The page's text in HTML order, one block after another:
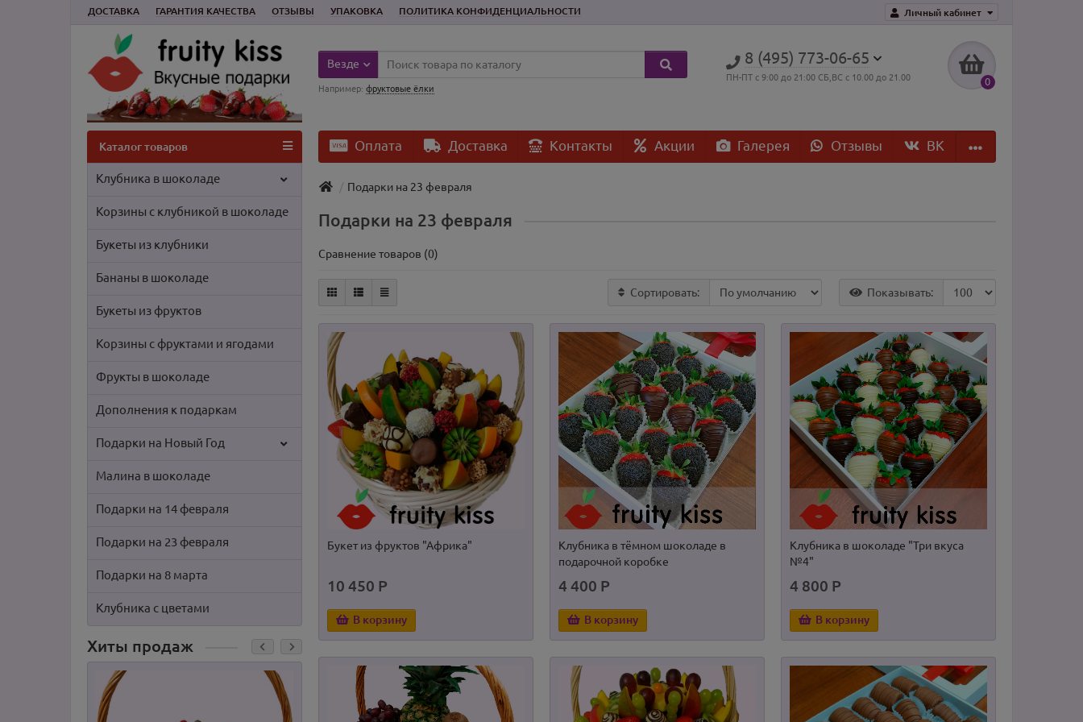
Личный кабинет
ДОСТАВКА ГАРАНТИЯ КАЧЕСТВА ОТЗЫВЫ УПАКОВКА ПОЛИТИКА КОНФИДЕНЦИАЛЬНОСТИ
8 (495) 773-06-65
ПН-ПТ с 9:00 до 21:00 СБ,ВС с 10.00 до 21.00 0
Везде
Например: фруктовые ёлки
Оплата Доставка Контакты Акции Галерея Отзывы ВK
Каталог товаров
Клубника в шоколаде
Корзины с клубникой в шоколаде
Букеты из клубники
Бананы в шоколаде
Букеты из фруктов
Корзины с фруктами и ягодами
Фрукты в шоколаде
Дополнения к подаркам
Подарки на Новый Год
Малина в шоколаде
Подарки на 14 февраля
Подарки на 23 февраля
Подарки на 8 марта
Клубника с цветами
Подарки на 23 февраля
Хиты продаж
Подарки на 23 февраля
Сравнение товаров (0)
Сортировать: Показывать:
Букет из фруктов "Африка"
10 450 Р
В корзину
Клубника в тёмном шоколаде в
подарочной коробке
4 400 Р
В корзину
Клубника в шоколаде "Три вкуса
№4"
4 800 Р
В корзину